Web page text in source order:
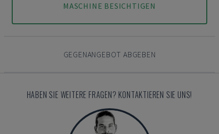
MASCHINE BESICHTIGEN
GEGENANGEBOT ABGEBEN
HABEN SIE WEITERE FRAGEN? KONTAKTIEREN SIE UNS!